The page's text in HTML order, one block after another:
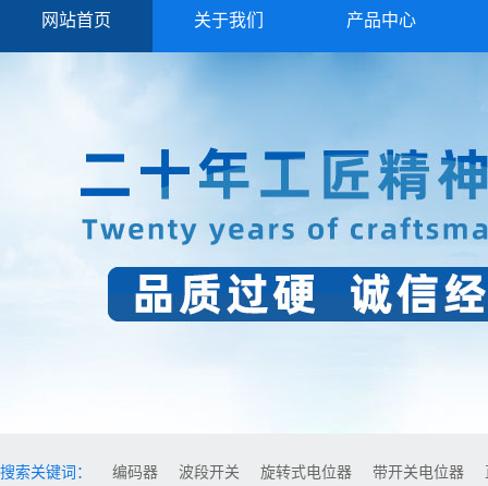
网站首页 关于我们 产品中心
搜索关键词： 编码器 波段开关 旋转式电位器 带开关电位器